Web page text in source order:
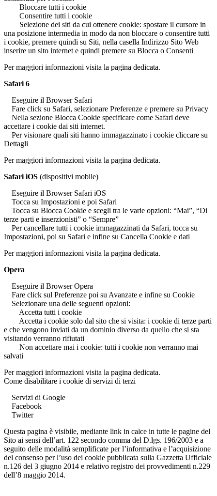
Bloccare tutti i cookie
Consentire tutti i cookie
Selezione dei siti da cui ottenere cookie: spostare il cursore in
una posizione intermedia in modo da non bloccare o consentire tutti
i cookie, premere quindi su Siti, nella casella Indirizzo Sito Web
inserire un sito internet e quindi premere su Blocca o Consenti
Per maggiori informazioni visita la pagina dedicata.
Safari 6
Eseguire il Browser Safari
Fare click su Safari, selezionare Preferenze e premere su Privacy
Nella sezione Blocca Cookie specificare come Safari deve
accettare i cookie dai siti internet.
Per visionare quali siti hanno immagazzinato i cookie cliccare su
Dettagli
Per maggiori informazioni visita la pagina dedicata.
Safari iOS (dispositivi mobile)
Eseguire il Browser Safari iOS
Tocca su Impostazioni e poi Safari
Tocca su Blocca Cookie e scegli tra le varie opzioni: “Mai”, “Di
terze parti e inserzionisti” o “Sempre”
Per cancellare tutti i cookie immagazzinati da Safari, tocca su
Impostazioni, poi su Safari e infine su Cancella Cookie e dati
Per maggiori informazioni visita la pagina dedicata.
Opera
Eseguire il Browser Opera
Fare click sul Preferenze poi su Avanzate e infine su Cookie
Selezionare una delle seguenti opzioni:
Accetta tutti i cookie
Accetta i cookie solo dal sito che si visita: i cookie di terze parti
e che vengono inviati da un dominio diverso da quello che si sta
visitando verranno rifiutati
Non accettare mai i cookie: tutti i cookie non verranno mai
salvati
Per maggiori informazioni visita la pagina dedicata.
Come disabilitare i cookie di servizi di terzi
Servizi di Google
Facebook
Twitter
Questa pagina è visibile, mediante link in calce in tutte le pagine del
Sito ai sensi dell’art. 122 secondo comma del D.lgs. 196/2003 e a
seguito delle modalità semplificate per l’informativa e l’acquisizione
del consenso per l’uso dei cookie pubblicata sulla Gazzetta Ufficiale
n.126 del 3 giugno 2014 e relativo registro dei provvedimenti n.229
dell’8 maggio 2014.